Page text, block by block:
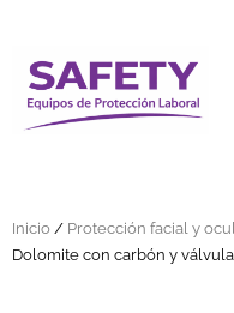
Inicio / Protección facial y
Dolomite con carbón y válvula